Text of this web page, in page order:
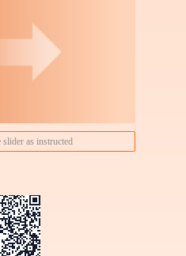
以试试搜索喜欢的商品
的商品